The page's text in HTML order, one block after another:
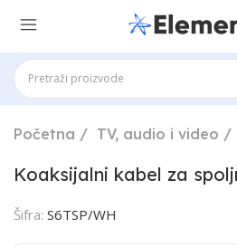
Početna TV, audio i video
Koaksijalni kabel za
Šifra: S6TSP/WH